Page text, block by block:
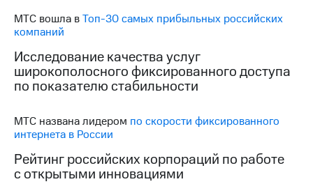
Другое
Реквизиты
Контакты
развитие
МТС вошла вТоп-30 самых прибыльных российских
компаний
Исследование качества услуг
широкополосного фиксированного доступа
по показателю стабильности
МТC названа лидером по скорости фиксированного
интернета в России
Рейтинг российских корпораций по работе
с открытыми инновациями